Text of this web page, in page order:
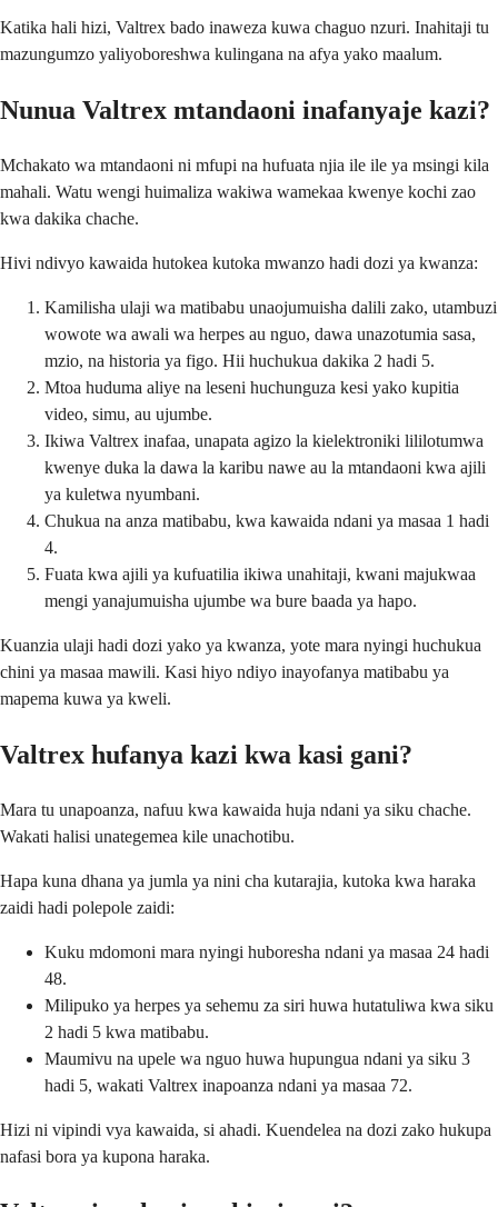
Katika hali hizi, Valtrex bado inaweza kuwa chaguo nzuri. Inahitaji tu
mazungumzo yaliyoboreshwa kulingana na afya yako maalum.
Nunua Valtrex mtandaoni inafanyaje kazi?
Mchakato wa mtandaoni ni mfupi na hufuata njia ile ile ya msingi kila
mahali. Watu wengi huimaliza wakiwa wamekaa kwenye kochi zao
kwa dakika chache.
Hivi ndivyo kawaida hutokea kutoka mwanzo hadi dozi ya kwanza:
Kamilisha ulaji wa matibabu unaojumuisha dalili zako, utambuzi
wowote wa awali wa herpes au nguo, dawa unazotumia sasa,
mzio, na historia ya figo. Hii huchukua dakika 2 hadi 5.
Mtoa huduma aliye na leseni huchunguza kesi yako kupitia
video, simu, au ujumbe.
Ikiwa Valtrex inafaa, unapata agizo la kielektroniki lililotumwa
kwenye duka la dawa la karibu nawe au la mtandaoni kwa ajili
ya kuletwa nyumbani.
Chukua na anza matibabu, kwa kawaida ndani ya masaa 1 hadi
4.
Fuata kwa ajili ya kufuatilia ikiwa unahitaji, kwani majukwaa
mengi yanajumuisha ujumbe wa bure baada ya hapo.
Kuanzia ulaji hadi dozi yako ya kwanza, yote mara nyingi huchukua
chini ya masaa mawili. Kasi hiyo ndiyo inayofanya matibabu ya
mapema kuwa ya kweli.
Valtrex hufanya kazi kwa kasi gani?
Mara tu unapoanza, nafuu kwa kawaida huja ndani ya siku chache.
Wakati halisi unategemea kile unachotibu.
Hapa kuna dhana ya jumla ya nini cha kutarajia, kutoka kwa haraka
zaidi hadi polepole zaidi:
Kuku mdomoni mara nyingi huboresha ndani ya masaa 24 hadi
48.
Milipuko ya herpes ya sehemu za siri huwa hutatuliwa kwa siku
2 hadi 5 kwa matibabu.
Maumivu na upele wa nguo huwa hupungua ndani ya siku 3
hadi 5, wakati Valtrex inapoanza ndani ya masaa 72.
Hizi ni vipindi vya kawaida, si ahadi. Kuendelea na dozi zako hukupa
nafasi bora ya kupona haraka.